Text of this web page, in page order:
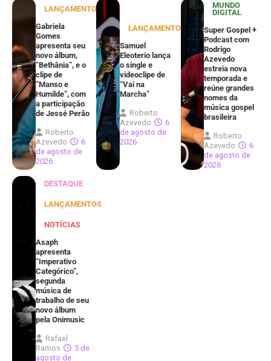
LANÇAMENTOS
Gabriela
Gomes
apresenta seu
novo álbum,
“Bethânia”, e o
clipe de
“Manso e
Humilde”, com
a participação
de Jessé Perão
Roberto
Azevedo
6
de agosto de
2026
LANÇAMENTOS
Samuel
Eleoterio lança
o single e
videoclipe de
“Vai na
Marcha”
Roberto
Azevedo
6
de agosto de
2026
MUNDO
DIGITAL
Super Gospel +
Podcast com
Rodrigo
Azevedo
estreia nova
temporada e
reúne grandes
nomes da
música gospel
brasileira
Roberto
Azevedo
6
de agosto de
2026
DESTAQUE
LANÇAMENTOS
NOTÍCIAS
Asaph
apresenta
“Imperativo
Categórico”,
segunda
música de
trabalho de seu
novo álbum
pela Onimusic
Rafael
Ramos
5 de
agosto de